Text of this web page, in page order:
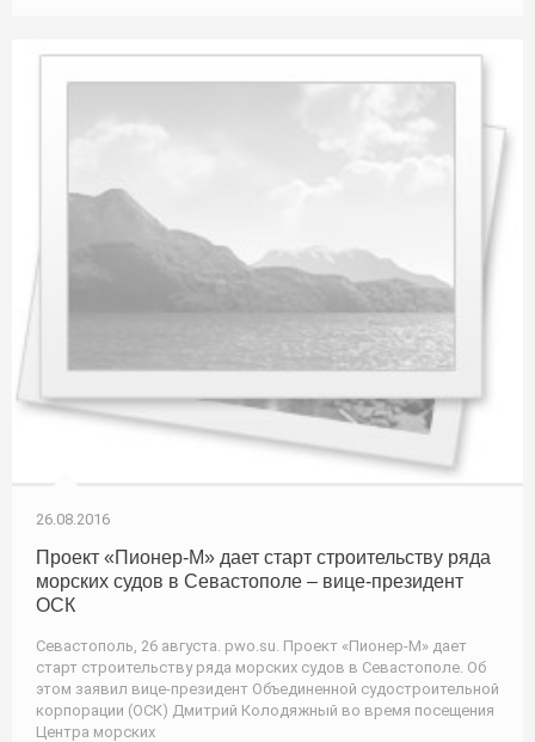
26.08.2016
Проект «Пионер-М» дает старт строительству ряда
морских судов в Севастополе – вице-президент
ОСК
Севастополь, 26 августа. pwo.su. Проект «Пионер-М» дает
старт строительству ряда морских судов в Севастополе. Об
этом заявил вице-президент Объединенной судостроительной
корпорации (ОСК) Дмитрий Колодяжный во время посещения
Центра морских